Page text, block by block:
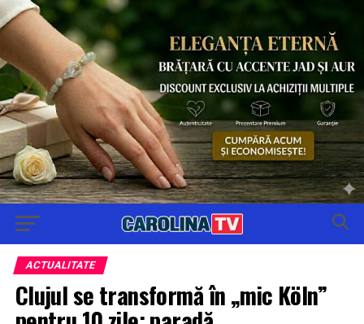
ACTUALITATE
Clujul se transformă în „mic Köln”